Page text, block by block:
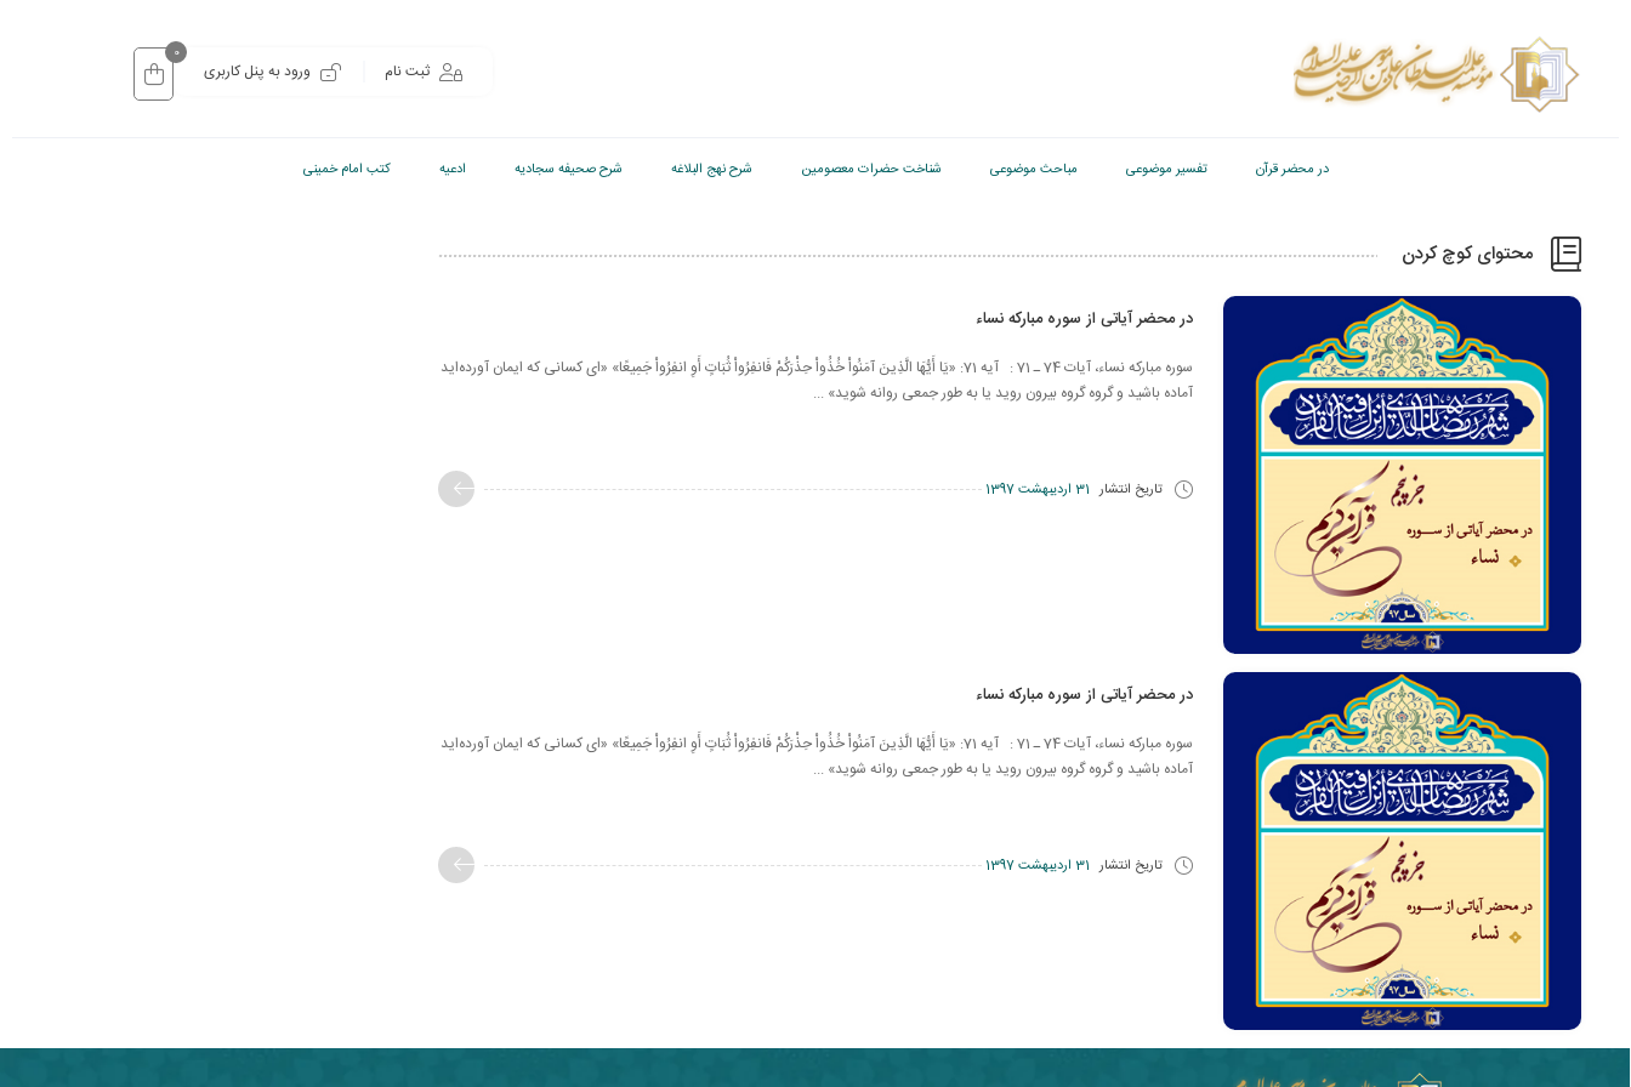
ثبت نام ورود به پنل کاربری
0
در محضر قرآن تفسیر موضوعی مباحث موضوعی شناخت حضرات معصومین شرح نهج البلاغه شرح صحیفه سجادیه ادعیه کتب امام خمینی
محتوای کوچ کردن
در محضر آیاتی از سوره مبارکه نساء
سوره مبارکه نساء، آیات 74 ـ 71 : آیه 71: «يَا أَيُّهَا الَّذِينَ آمَنُواْ خُذُواْ حِذْرَكُمْ فَانفِرُواْ ثُبَاتٍ أَوِ انفِرُواْ جَمِيعًا» «اى كسانى كه ايمان آورده‌‏ايد
آماده باشيد و گروه گروه بيرون رويد يا به طور جمعى روانه شويد» ...
تاریخ انتشار 31 اردیبهشت 1397
در محضر آیاتی از سوره مبارکه نساء
سوره مبارکه نساء، آیات 74 ـ 71 : آیه 71: «يَا أَيُّهَا الَّذِينَ آمَنُواْ خُذُواْ حِذْرَكُمْ فَانفِرُواْ ثُبَاتٍ أَوِ انفِرُواْ جَمِيعًا» «اى كسانى كه ايمان آورده‌‏ايد
آماده باشيد و گروه گروه بيرون رويد يا به طور جمعى روانه شويد» ...
تاریخ انتشار 31 اردیبهشت 1397